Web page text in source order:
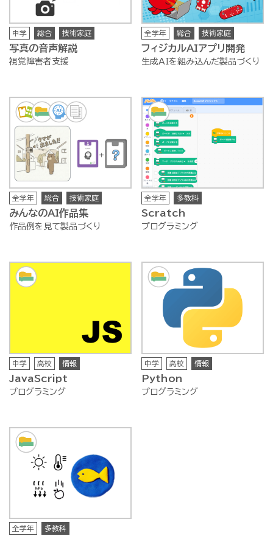
中学 総合 技術家庭
写真の音声解説
視覚障害者支援
全学年 総合 技術家庭
フィジカルAIアプリ開発
生成AIを組み込んだ製品づくり
全学年 総合 技術家庭
みんなのAI作品集
作品例を見て製品づくり
全学年 多教科
Scratch
プログラミング
中学 高校 情報
JavaScript
プログラミング
中学 高校 情報
Python
プログラミング
全学年 多教科